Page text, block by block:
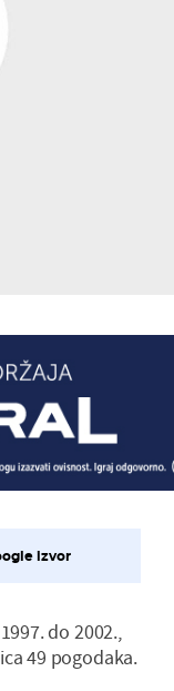
izvor
do 2002.,
49 pogodaka.